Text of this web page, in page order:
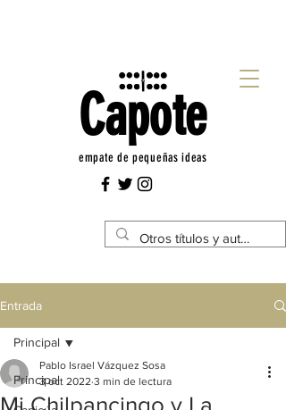
Capote
empate de pequeñas ideas
Entrada
Principal
Principal
Mi Chilpancingo y La
Pablo Israel Vázquez Sosa
3 oct 2022 3 min de lectura